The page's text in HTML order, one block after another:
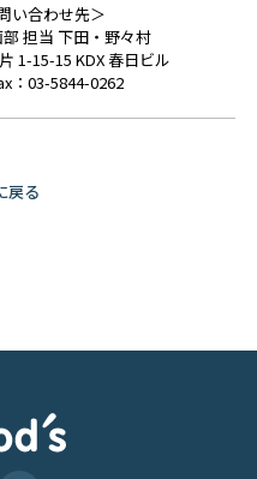
い合わせ先＞
担当 下田・野々村
1-15-15 KDX 春日ビル
：03-5844-0262
戻る